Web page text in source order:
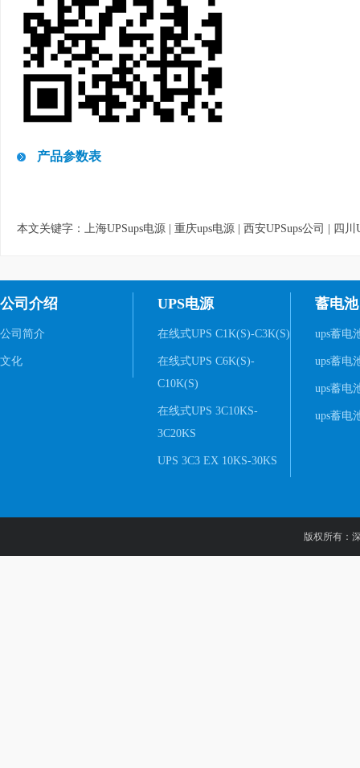
产品参数表
本文关键字： 上海UPSups电源 重庆ups电源 西安UPSups公司 四川
公司介绍
公司简介
文化
UPS电源
在线式UPS C1K(S)-C3K(S)
在线式UPS C6K(S)-
C10K(S)
在线式UPS 3C10KS-
3C20KS
UPS 3C3 EX 10KS-30KS
蓄电池
ups蓄电
ups蓄电
ups蓄电
ups蓄电
版权所有：